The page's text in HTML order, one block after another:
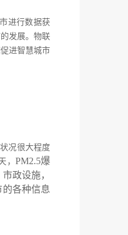
进行数据获
发展。物联
进智慧城市
况很大程度
， PM2.5爆
政设施，
各种信息